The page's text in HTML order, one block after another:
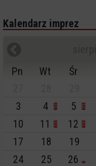
Kalendarz imprez
Pn
Wt Śr
3
4 5
10
11 12
17
18 19
24
25 26